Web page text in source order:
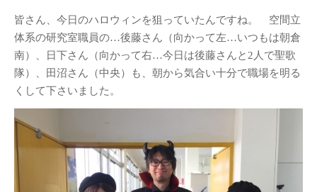
最近の投稿
2025年度卒業制作展振り返り
2019卒業制作展／修了展振り返
2018年度 愛知県下美術系大学の
卒展を経て
DESIGN STUDY展開催のお知ら
2018年度卒業制作展振り返り
卒展始まりました！
皆さん、今日のハロウィンを狙っていたんですね。 空間立
体系の研究室職員の…後藤さん（向かって左…いつもは朝倉
南）、日下さん（向かって右…今日は後藤さんと2人で聖歌
隊）、田沼さん（中央）も、朝から気合い十分で職場を明る
くして下さいました。